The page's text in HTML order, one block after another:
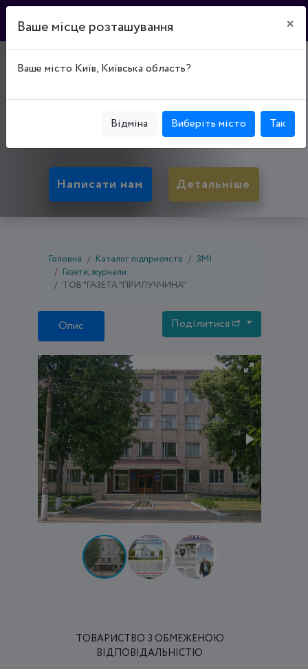
"ГАЗЕТА
"ПРИЛУЧЧИНА"
17500, Чернігівська обл., Прилуки, вул.
Київська, буд. 220
Написати нам Детальніше
Головна Каталог підприємств
ЗМІ
Газети, журнали
ТОВ "ГАЗЕТА "ПРИЛУЧЧИНА"
Опис Поділитися
ТОВАРИСТВО З ОБМЕЖЕНОЮ
ВІДПОВІДАЛЬНІСТЮ
Ваше місце розташування ×
Ваше місто Київ, Київська область?
Відміна Виберіть місто Так